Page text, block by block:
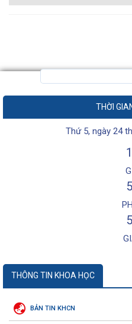
THỜI
Thứ 5, ngày 24
THÔNG TIN KHOA HỌC
BẢN TIN KHCN